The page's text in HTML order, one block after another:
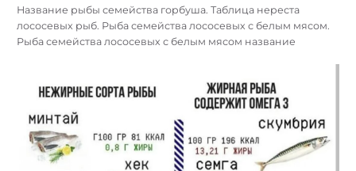
Название рыбы семейства горбуша. Таблица нереста
лососевых рыб. Рыба семейства лососевых с белым мясом.
Рыба семейства лососевых с белым мясом название